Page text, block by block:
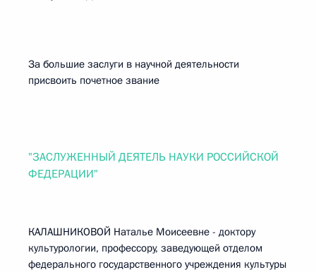
За большие заслуги в научной деятельности
присвоить почетное звание
"ЗАСЛУЖЕННЫЙ ДЕЯТЕЛЬ НАУКИ РОССИЙСКОЙ
ФЕДЕРАЦИИ"
КАЛАШНИКОВОЙ Наталье Моисеевне - доктору
культурологии, профессору, заведующей отделом
федерального государственного учреждения культуры